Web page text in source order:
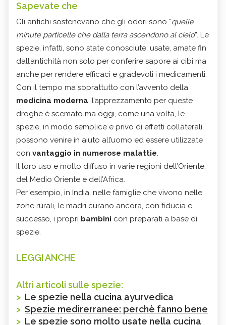
Sapevate che
Gli antichi sostenevano che gli odori sono “quelle
minute particelle che dalla terra ascendono al cielo”. Le
spezie, infatti, sono state conosciute, usate, amate fin
dall’antichità non solo per conferire sapore ai cibi ma
anche per rendere efficaci e gradevoli i medicamenti.
Con il tempo ma soprattutto con l’avvento della
medicina moderna, l’apprezzamento per queste
droghe è scemato ma oggi, come una volta, le
spezie, in modo semplice e privo di effetti collaterali,
possono venire in aiuto all’uomo ed essere utilizzate
con vantaggio in numerose malattie.
Il loro uso e molto diffuso in varie regioni dell’Oriente,
del Medio Oriente e dell’Africa.
Per esempio, in India, nelle famiglie che vivono nelle
zone rurali, le madri curano ancora, con fiducia e
successo, i propri bambini con preparati a base di
spezie.
LEGGI ANCHE
Altri articoli sulle spezie:
> Le spezie nella cucina ayurvedica
> Spezie medirerranee: perchè fanno bene
> Le spezie sono molto usate nella cucina